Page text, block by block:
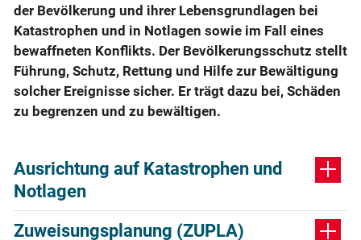
der Bevölkerung und ihrer Lebensgrundlagen bei
Katastrophen und in Notlagen sowie im Fall eines
bewaffneten Konflikts. Der Bevölkerungsschutz stellt
Führung, Schutz, Rettung und Hilfe zur Bewältigung
solcher Ereignisse sicher. Er trägt dazu bei, Schäden
zu begrenzen und zu bewältigen.
Ausrichtung auf Katastrophen und
Notlagen
Zuweisungsplanung (ZUPLA)